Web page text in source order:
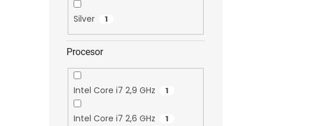
Silver 1
Procesor
Intel Core i7 2,9 GHz 1
Intel Core i7 2,6 GHz 1